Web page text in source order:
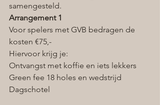
samengesteld.
Arrangement 1
Voor spelers met GVB bedragen de
kosten €75,-
Hiervoor krijg je:
Ontvangst met koffie en iets lekkers
Green fee 18 holes en wedstrijd
Dagschotel